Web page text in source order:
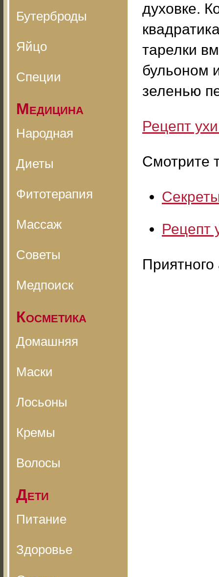
Бутерброды
Яйцо
Специи
Медицина
Народная
Диеты
Фитотерапия
Массаж
Советы
Медпоиск
Косметика
Домашняя
Маски
Лосьоны
Кремы
Волосы
Дети
Питание
Здоровье
духовке.
тарелки
бульоном
зеленью
Рецепт
Смотрите
Рецепт
Приятного